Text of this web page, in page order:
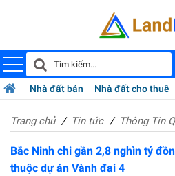
Nhà đất bán Nhà đất cho thuê
Trang chủ Tin tức Thông Tin
Bắc Ninh chi gần 2,8 nghìn tỷ
thuộc dự án Vành đai 4